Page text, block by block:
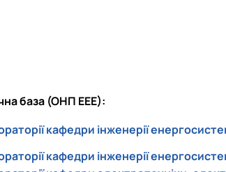
база (ОНП ЕЕЕ):
кафедри інженерії
кафедри інженерії